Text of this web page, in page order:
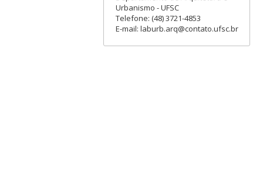
Urbanismo - UFSC
Telefone: (48) 3721-4853
E-mail: laburb.arq@contato.ufsc.br